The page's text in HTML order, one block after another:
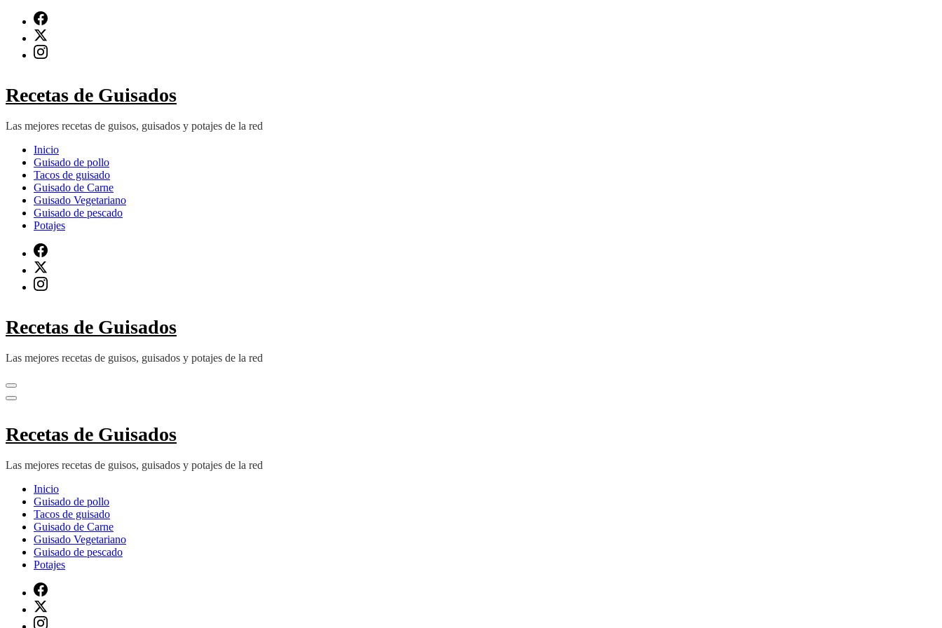
contenido
(presiona
Recetas de Guisados
Las mejores recetas de guisos, guisados y potajes de la red
Inicio
Guisado de pollo
Tacos de guisado
Guisado de Carne
Guisado Vegetariano
Guisado de pescado
Potajes
Recetas de Guisados
Las mejores recetas de guisos, guisados y potajes de la red
Recetas de Guisados
Las mejores recetas de guisos, guisados y potajes de la red
Inicio
Guisado de pollo
Tacos de guisado
Guisado de Carne
Guisado Vegetariano
Guisado de pescado
Potajes